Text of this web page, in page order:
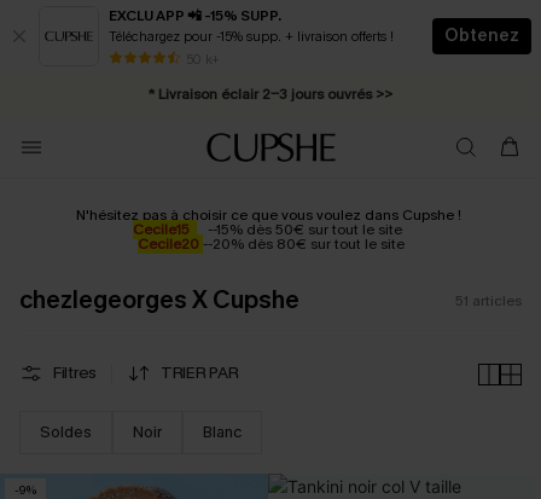
EXCLU APP 📲 -15% SUPP.
Téléchargez pour -15% supp. + livraison offerts !
50 k+
Obtenez
* Livraison éclair 2-3 jours ouvrés >>
Abonnement E-mail : -25% dès 4 achetés >>
N'hésitez pas à choisir ce que vous voulez dans Cupshe !
Cecile15 --15% dès 50€ sur tout le site
Cecile20 --20% dès 80€ sur tout le site
chezlegeorges X Cupshe 51 articles
Filtres TRIER PAR
Soldes Noir Blanc
-9%